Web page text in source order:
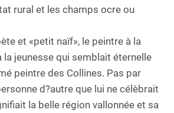
rural et les champs ocre ou
et «petit naïf», le peintre à la
la jeunesse qui semblait éternelle
peintre des Collines. Pas par
d?autre que lui ne célèbrait
la belle région vallonnée et sa